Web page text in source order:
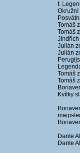
f.
Okružní
Tomáš
Tomáš
Jindřich
Julián
Julián
Tomáš
Tomáš
Kvítky
Dante
Dante